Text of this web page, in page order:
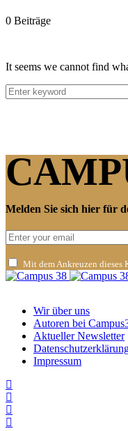
0 Beiträge
It seems we cannot find
Melden Sie sich hier für
Mit dem Ankreuzen dieses
Wir über uns
Autoren bei
Aktueller Newsletter
Impressum